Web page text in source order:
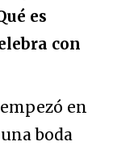
es
con
en
boda